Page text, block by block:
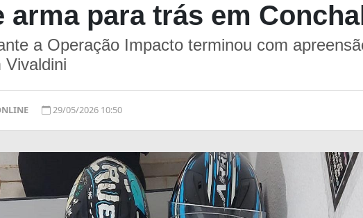
arma para trás em
a Operação Impacto terminou com
Vivaldini
29/05/2026 10:50